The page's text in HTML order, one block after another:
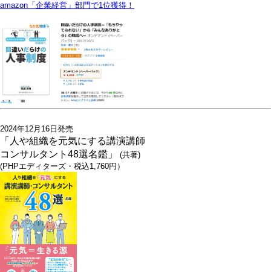
amazon「企業経営」部門で1位獲得！
2024年12月16日発売
「人や組織を元気にする講演講師
コンサルタント48選名鑑」 (共著)
(PHPエディターズ・税込1,760円）